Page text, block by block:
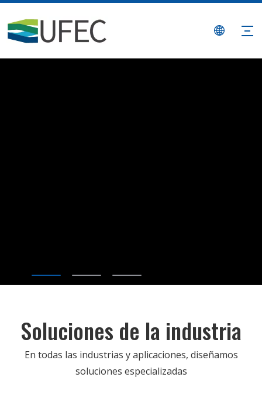
Soluciones de la industria
En todas las industrias y aplicaciones, diseñamos
soluciones especializadas